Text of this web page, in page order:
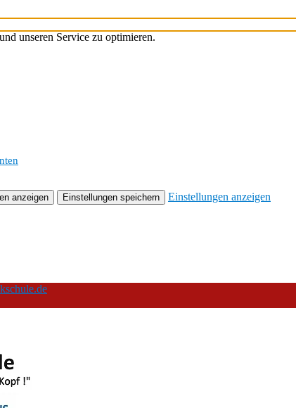
unseren Service zu optimieren.
anzeigen Einstellungen speichern Einstellungen anzeigen